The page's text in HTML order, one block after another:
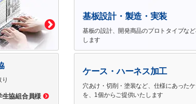
生協組合員様
基板設計・製造・実装
基板の設計、開発商品のプロトタイプな
します
ケース・ハーネス加工
穴あけ・切削・塗装など、仕様にあった
を、1個からご提供いたします